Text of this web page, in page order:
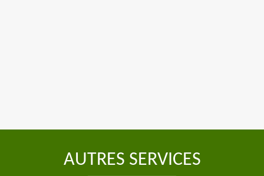
AUTRES SERVICES